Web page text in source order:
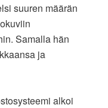
suuren määrän
Samalla hän
ja
alkoi